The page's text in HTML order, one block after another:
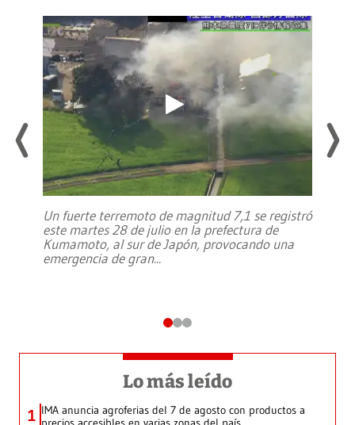
Un fuerte terremoto de magnitud 7,1 se registró
este martes 28 de julio en la prefectura de
Kumamoto, al sur de Japón, provocando una
emergencia de gran...
Lo más leído
1 IMA anuncia agroferias del 7 de agosto con productos a